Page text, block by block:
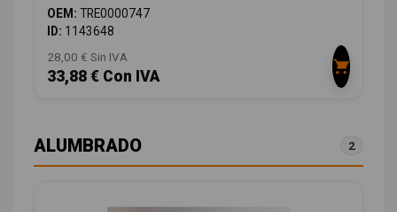
OEM: TRE0000747
ID: 1143648
28,00 € Sin IVA
33,88 € Con IVA
ALUMBRADO 2